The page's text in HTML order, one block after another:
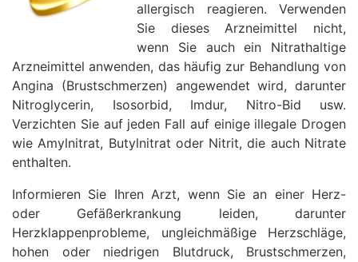
allergisch reagieren. Verwenden
Sie dieses Arzneimittel nicht,
wenn Sie auch ein Nitrathaltige
Arzneimittel anwenden, das häufig zur Behandlung von
Angina (Brustschmerzen) angewendet wird, darunter
Nitroglycerin, Isosorbid, Imdur, Nitro-Bid usw.
Verzichten Sie auf jeden Fall auf einige illegale Drogen
wie Amylnitrat, Butylnitrat oder Nitrit, die auch Nitrate
enthalten.
Informieren Sie Ihren Arzt, wenn Sie an einer Herz-
oder Gefäßerkrankung leiden, darunter
Herzklappenprobleme, ungleichmäßige Herzschläge,
hohen oder niedrigen Blutdruck, Brustschmerzen,